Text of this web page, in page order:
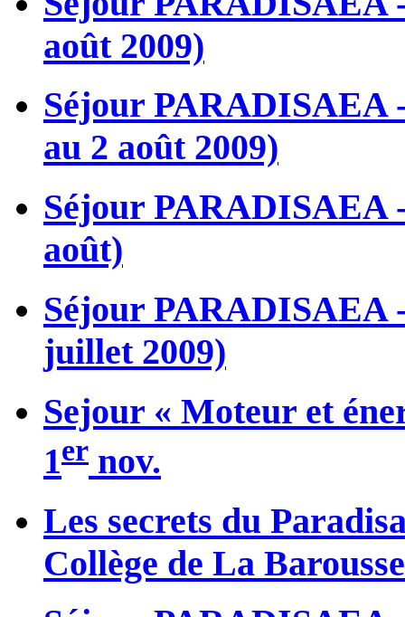
août 2009)
Séjour PARADISAEA
au 2 août 2009)
Séjour PARADISAEA
août)
Séjour PARADISAEA
juillet 2009)
Sejour « Moteur et
1er nov.
Les secrets du
Collège de La Barousse